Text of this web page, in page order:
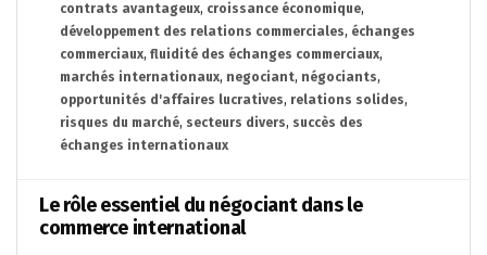
contrats avantageux, croissance économique,
développement des relations commerciales, échanges
commerciaux, fluidité des échanges commerciaux,
marchés internationaux, negociant, négociants,
opportunités d'affaires lucratives, relations solides,
risques du marché, secteurs divers, succès des
échanges internationaux
Le rôle essentiel du négociant dans le
commerce international